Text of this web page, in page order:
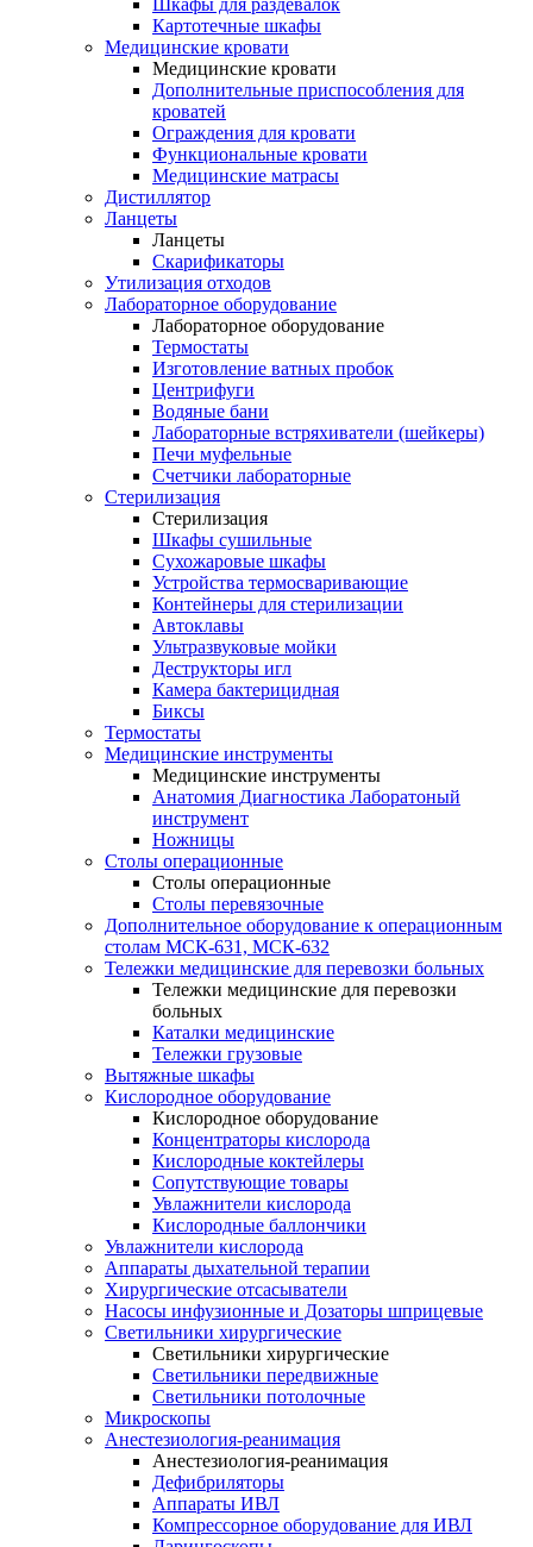
Шкафы для раздевалок
Картотечные шкафы
Медицинские кровати
Медицинские кровати
Дополнительные приспособления для
кроватей
Ограждения для кровати
Функциональные кровати
Медицинские матрасы
Дистиллятор
Ланцеты
Ланцеты
Скарификаторы
Утилизация отходов
Лабораторное оборудование
Лабораторное оборудование
Термостаты
Изготовление ватных пробок
Центрифуги
Водяные бани
Лабораторные встряхиватели (шейкеры)
Печи муфельные
Счетчики лабораторные
Стерилизация
Стерилизация
Шкафы сушильные
Сухожаровые шкафы
Устройства термосваривающие
Контейнеры для стерилизации
Автоклавы
Ультразвуковые мойки
Деструкторы игл
Камера бактерицидная
Биксы
Термостаты
Медицинские инструменты
Медицинские инструменты
Анатомия Диагностика Лаборатоный
инструмент
Ножницы
Столы операционные
Столы операционные
Столы перевязочные
Дополнительное оборудование к операционным
столам МСК-631, МСК-632
Тележки медицинские для перевозки больных
Тележки медицинские для перевозки
больных
Каталки медицинские
Тележки грузовые
Вытяжные шкафы
Кислородное оборудование
Кислородное оборудование
Концентраторы кислорода
Кислородные коктейлеры
Сопутствующие товары
Увлажнители кислорода
Кислородные баллончики
Увлажнители кислорода
Аппараты дыхательной терапии
Хирургические отсасыватели
Насосы инфузионные и Дозаторы шприцевые
Светильники хирургические
Светильники хирургические
Светильники передвижные
Светильники потолочные
Микроскопы
Анестезиология-реанимация
Анестезиология-реанимация
Дефибриляторы
Аппараты ИВЛ
Компрессорное оборудование для ИВЛ